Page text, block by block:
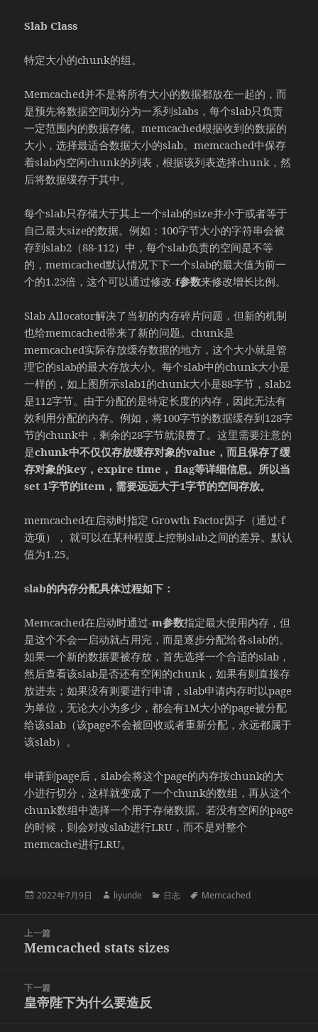
Slab Class
特定大小的chunk的组。
Memcached并不是将所有大小的数据都放在一起的，而
是预先将数据空间划分为一系列slabs，每个slab只负责
一定范围内的数据存储。memcached根据收到的数据的
大小，选择最适合数据大小的slab。memcached中保存
着slab内空闲chunk的列表，根据该列表选择chunk，然
后将数据缓存于其中。
每个slab只存储大于其上一个slab的size并小于或者等于
自己最大size的数据。例如：100字节大小的字符串会被
存到slab2（88-112）中，每个slab负责的空间是不等
的，memcached默认情况下下一个slab的最大值为前一
个的1.25倍，这个可以通过修改-f参数来修改增长比例。
Slab Allocator解决了当初的内存碎片问题，但新的机制
也给memcached带来了新的问题。chunk是
memcached实际存放缓存数据的地方，这个大小就是管
理它的slab的最大存放大小。每个slab中的chunk大小是
一样的，如上图所示slab1的chunk大小是88字节，slab2
是112字节。由于分配的是特定长度的内存，因此无法有
效利用分配的内存。例如，将100字节的数据缓存到128字
节的chunk中，剩余的28字节就浪费了。这里需要注意的
是chunk中不仅仅存放缓存对象的value，而且保存了缓
存对象的key，expire time， flag等详细信息。所以当
set 1字节的item，需要远远大于1字节的空间存放。
memcached在启动时指定 Growth Factor因子（通过-f
选项）， 就可以在某种程度上控制slab之间的差异。默认
值为1.25。
slab的内存分配具体过程如下：
Memcached在启动时通过-m参数指定最大使用内存，但
是这个不会一启动就占用完，而是逐步分配给各slab的。
如果一个新的数据要被存放，首先选择一个合适的slab，
然后查看该slab是否还有空闲的chunk，如果有则直接存
放进去；如果没有则要进行申请，slab申请内存时以page
为单位，无论大小为多少，都会有1M大小的page被分配
给该slab（该page不会被回收或者重新分配，永远都属于
该slab）。
申请到page后，slab会将这个page的内存按chunk的大
小进行切分，这样就变成了一个chunk的数组，再从这个
chunk数组中选择一个用于存储数据。若没有空闲的page
的时候，则会对改slab进行LRU，而不是对整个
memcache进行LRU。
发
2022年7月9日
作
liyunde
分
日志
标
Memcached
上一篇
上
文
章：
Memcached stats sizes
下一篇
下
皇帝陛下为什么要造反